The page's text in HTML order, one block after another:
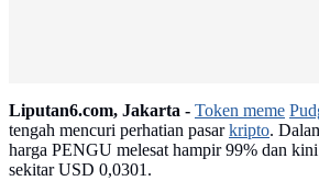
Liputan6.com, Jakarta - Token meme
tengah mencuri perhatian pasarkripto.
harga PENGU melesat hampir 99% dan
sekitar USD 0,0301.